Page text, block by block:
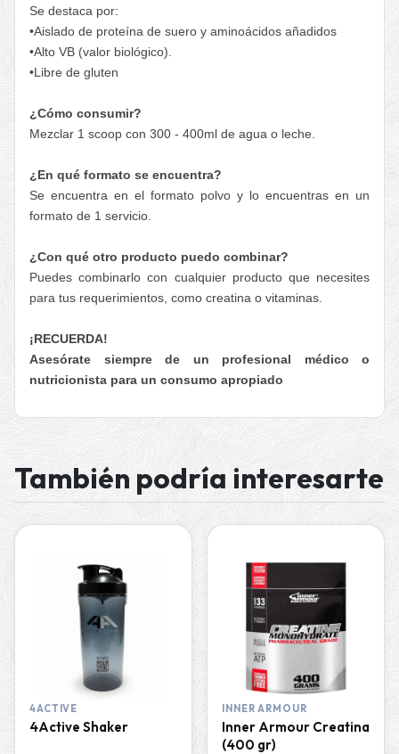
Se destaca por:
•Aislado de proteína de suero y aminoácidos añadidos
•Alto VB (valor biológico).
•Libre de gluten
¿Cómo consumir?
Mezclar 1 scoop con 300 - 400ml de agua o leche.
¿En qué formato se encuentra?
Se encuentra en el formato polvo y lo encuentras en un
formato de 1 servicio.
¿Con qué otro producto puedo combinar?
Puedes combinarlo con cualquier producto que necesites
para tus requerimientos, como creatina o vitaminas.
¡RECUERDA!
Asesórate siempre de un profesional médico o
nutricionista para un consumo apropiado
También podría interesarte
4ACTIVE
4Active Shaker
INNER ARMOUR
Inner Armour Creatina
(400 gr)